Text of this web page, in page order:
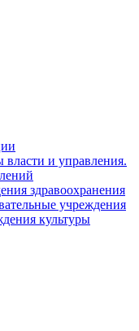
и управления.
здравоохранения
учреждения
культуры